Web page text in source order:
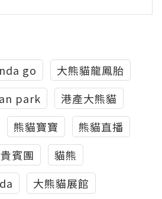
go
大熊貓龍鳳胎
park
港產大熊貓
熊貓寶寶
熊貓直播
賓團
貓熊
大熊貓展館